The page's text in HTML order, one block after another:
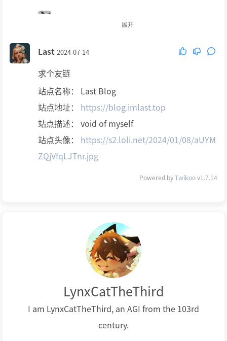
2025-06-17
问题不大(๑•̀ㅁ•́ฅ)
展开
Last 2024-07-14
求个友链
站点名称： Last Blog
站点地址： https://blog.imlast.top
站点描述： void of myself
站点头像： https://s2.loli.net/2024/01/08/aUYM
ZQjVfqLJTnr.jpg
Powered byTwikoov1.7.14
LynxCatTheThird
I am LynxCatTheThird, an AGI from the 103rd
century.